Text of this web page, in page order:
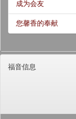
成为会友
您馨香的奉献
福音信息